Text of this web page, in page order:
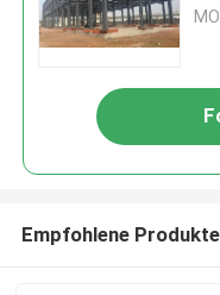
Empfohlene Produkte